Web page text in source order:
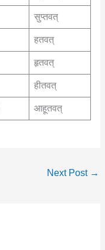
सुप्तवत्
हतवत्
हृतवत्
हीतवत्
आहूतवत्
Next Post →